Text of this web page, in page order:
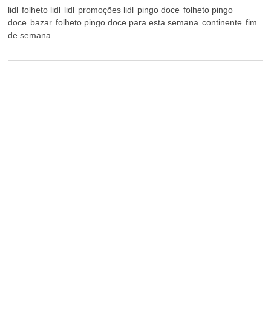
lidl folheto lidl lidl promoções lidl pingo doce folheto pingo
doce bazar folheto pingo doce para esta semana continente fim
de semana